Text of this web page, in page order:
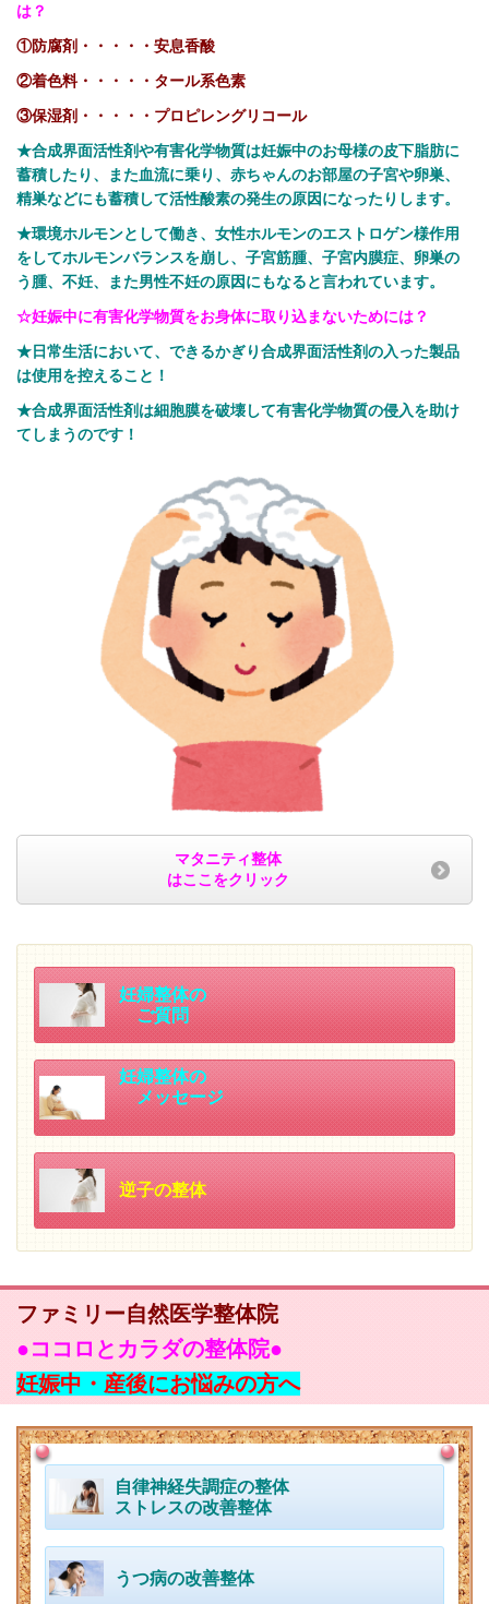
は？
①防腐剤・・・・・安息香酸
②着色料・・・・・タール系色素
③保湿剤・・・・・プロピレングリコール
★合成界面活性剤や有害化学物質は妊娠中のお母様の皮下脂肪に
蓄積したり、また血流に乗り、赤ちゃんのお部屋の子宮や卵巣、
精巣などにも蓄積して活性酸素の発生の原因になったりします。
★環境ホルモンとして働き、女性ホルモンのエストロゲン様作用
をしてホルモンバランスを崩し、子宮筋腫、子宮内膜症、卵巣の
う腫、不妊、また男性不妊の原因にもなると言われています。
☆妊娠中に有害化学物質をお身体に取り込まないためには？
★日常生活において、できるかぎり合成界面活性剤の入った製品
は使用を控えること！
★合成界面活性剤は細胞膜を破壊して有害化学物質の侵入を助け
てしまうのです！
マタニティ整体
はここをクリック
妊婦整体の
ご質問
妊婦整体の
メッセージ
逆子の整体
ファミリー自然医学整体院
●ココロとカラダの整体院●
妊娠中・産後にお悩みの方へ
自律神経失調症の整体
ストレスの改善整体
うつ病の改善整体